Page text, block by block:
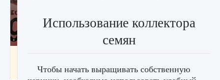
9 августа 2024 2 064 0 1
Использование коллектора
семян
Чтобы начать выращивать собственную